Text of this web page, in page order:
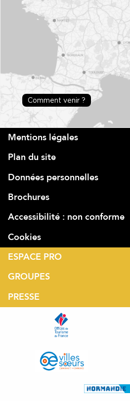
Comment venir ?
Mentions légales
Plan du site
Données personnelles
Brochures
Accessibilité : non conforme
Cookies
ESPACE PRO
GROUPES
PRESSE